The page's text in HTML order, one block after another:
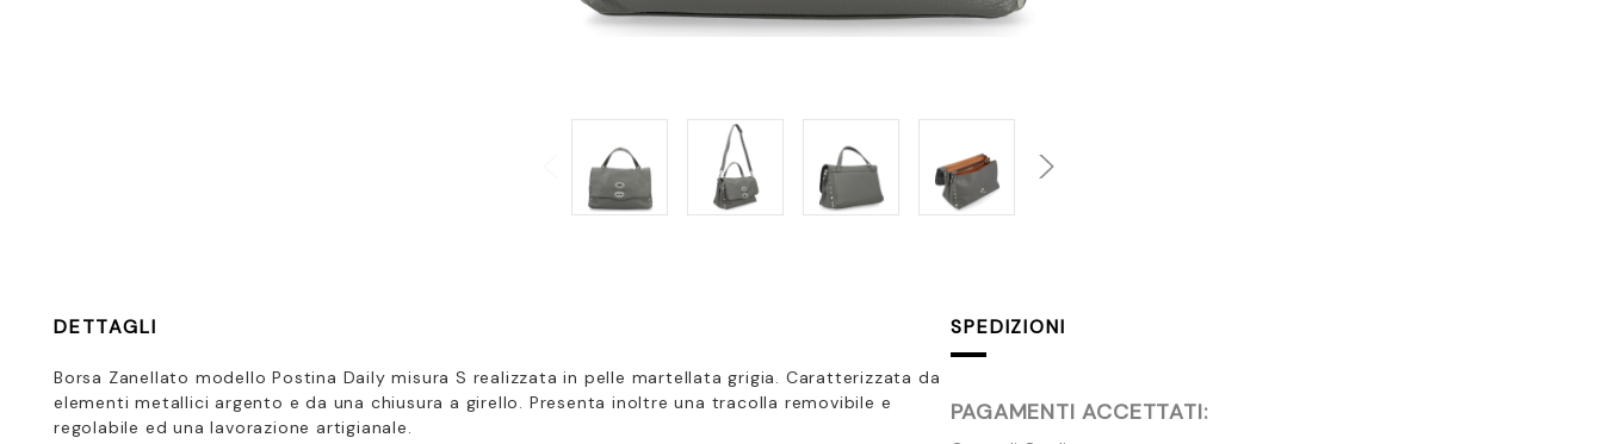
DETTAGLI
Borsa Zanellato modello Postina Daily misura S realizzata in pelle martellata grigia. Caratterizzata da
elementi metallici argento e da una chiusura a girello. Presenta inoltre una tracolla removibile e
regolabile ed una lavorazione artigianale.
SPEDIZIONI
PAGAMENTI ACCETTATI: